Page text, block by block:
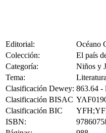
Editorial:
Océano
Colección:
El país
Categoría:
Niños y
Tema:
Clasificación Dewey: 863.64 -
Clasificación BISAC
Clasificación BIC
ISBN: